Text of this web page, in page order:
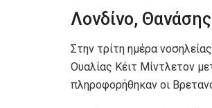
Λονδίνο,
Στην τρίτη ημέρα
Ουαλίας Κέιτ Μίντλετον
πληροφορήθηκαν οι